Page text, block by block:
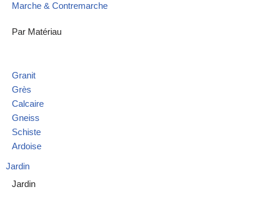
Marche & Contremarche
Par Matériau
Granit
Grès
Calcaire
Gneiss
Schiste
Ardoise
Jardin
Jardin